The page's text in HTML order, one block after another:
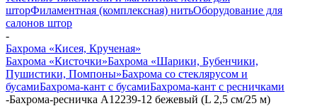
шторФиламентная (комплексная) нитьОборудование для
салонов штор
-
Бахрома «Кисея, Крученая»
Бахрома «Кисточки»Бахрома «Шарики, Бубенчики,
Пушистики, Помпоны»Бахрома со стеклярусом и
бусамиБахрома-кант с бусамиБахрома-кант с ресничками
-Бахрома-ресничка A12239-12 бежевый (L 2,5 см/25 м)